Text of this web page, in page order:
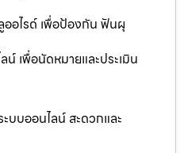
อไรด์ เพื่อป้องกัน ฟันผุ
เพื่อนัดหมายและประเมิน
บบออนไลน์ สะดวกและ